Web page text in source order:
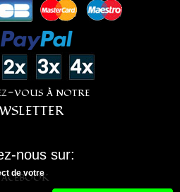
vous à notre
nous sur:
de votre